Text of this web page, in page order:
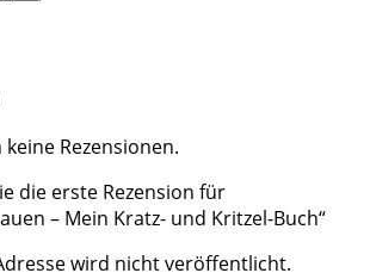
Rezensionen.
die erste Rezension für
– Mein Kratz- und Kritzel-Buch“
wird nicht veröffentlicht.